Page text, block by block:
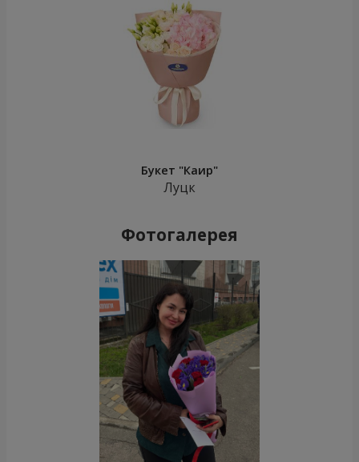
Букет "Каир"
Луцк
Фотогалерея